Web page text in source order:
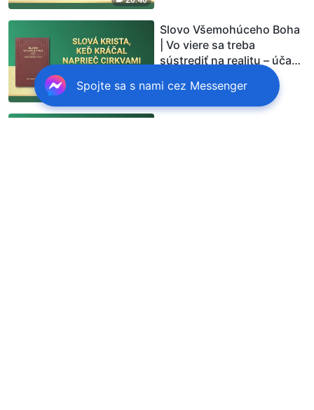
11:27
Slovo Všemohúceho Boha
| Vo viere sa treba
sústrediť na realitu – účasť
na náboženských rituáloch
nie je viera
Spojte sa s nami cez Messenger